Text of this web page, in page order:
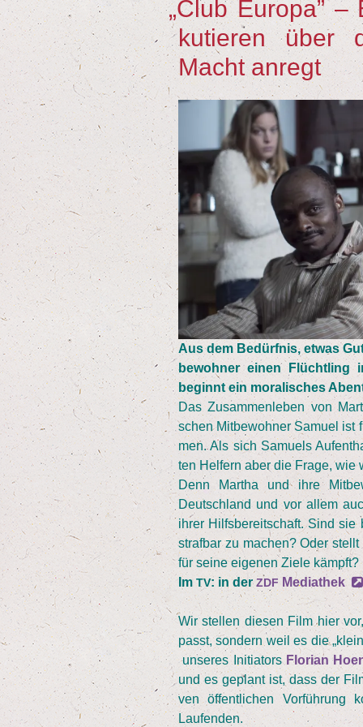
„Club Euro­pa”
ku­tie­ren über
Macht anregt
Aus dem Bedürf­nis, etwas
be­woh­ner einen Flücht­ling
beginnt ein mora­li­sches
Das Zusam­men­le­ben von
schen Mit­be­woh­ner Samu­el
men. Als sich Samu­els
ten Hel­fern aber die Fra­ge, wie
Denn Mar­tha und ihre
Deutsch­land und vor allem
ihrer Hilfs­be­reit­schaft. Sind
straf­bar zu machen? Oder
für sei­ne eige­nen Zie­le kämpft?
Im TV: in derZDF Media­thek
Wir stel­len die­sen Film hier
passt, son­dern weil es die„
unse­res Initia­tors Flo­ri­an
und es geplant ist, dass der
ven öffent­li­chen Vor­füh­rung
Laufenden.